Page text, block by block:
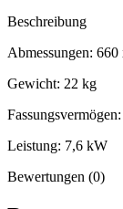
Beschreibung
Abmessungen:
Gewicht: 22 kg
Leistung: 7,6 kW
Bewertungen (0)